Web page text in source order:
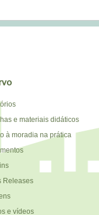
e materiais didáticos
à moradia na prática
Releases
e vídeos